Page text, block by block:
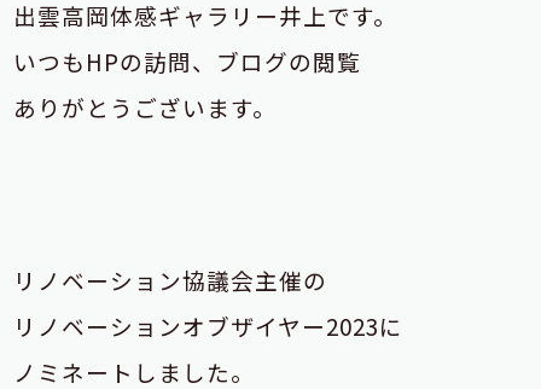
出雲高岡体感ギャラリー井上です。
いつもHPの訪問、ブログの閲覧
ありがとうございます。
リノベーション協議会主催の
リノベーションオブザイヤー2023に
ノミネートしました。